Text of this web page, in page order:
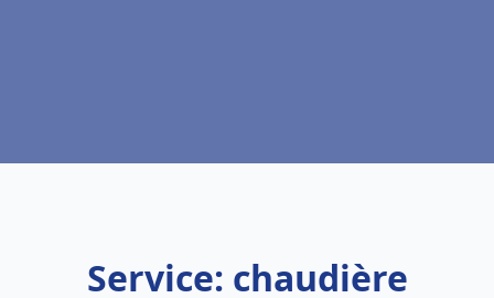
Service: chaudière